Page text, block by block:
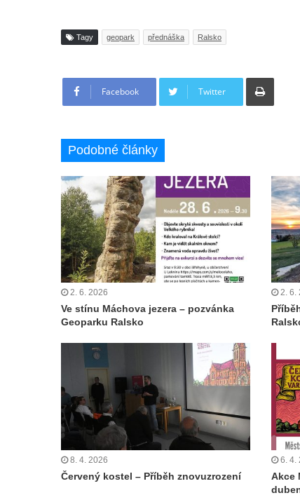
Tagy geopark přednáška Ralsko
Facebook Twitter
Podobné články
2. 6. 2026
Ve stínu Máchova jezera – pozvánka
Geoparku Ralsko
2. 6.
8. 4. 2026
Červený kostel – Příběh znovuzrození
6. 4.
Akce